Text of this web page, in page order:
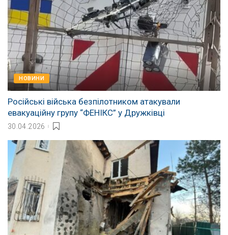
НОВИНИ
Російські війська безпілотником атакували
евакуаційну групу “ФЕНІКС” у Дружківці
30.04.2026